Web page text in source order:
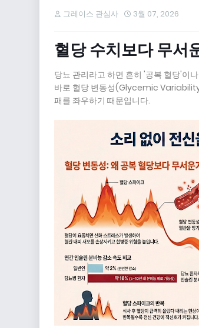
그레이스 관심사 3월 07, 2026
혈당 수치보다 무서
당뇨 관리라고 하면 흔히 '공복 혈당'이
바로 혈당 변동성(Glycemic
패를 좌우하기 때문입니다.